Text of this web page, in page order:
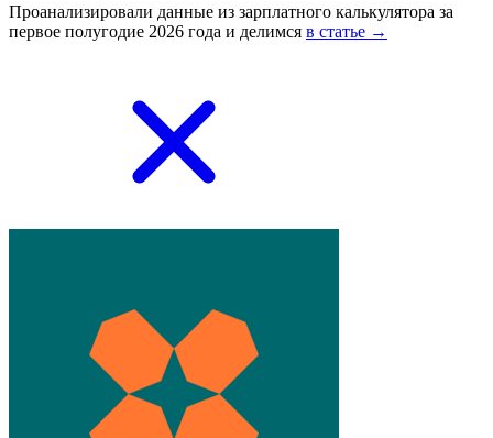
Проанализировали данные из зарплатного калькулятора за
первое полугодие 2026 года и делимся в статье →